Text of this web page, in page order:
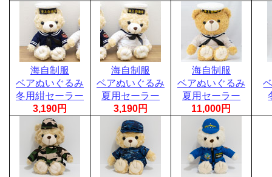
海自制服
ベアぬいぐるみ
冬用紺セーラー
3,190円
海自制服
ベアぬいぐるみ
夏用セーラー
3,190円
海自制服
ベアぬいぐるみ
夏用セーラー
11,000円